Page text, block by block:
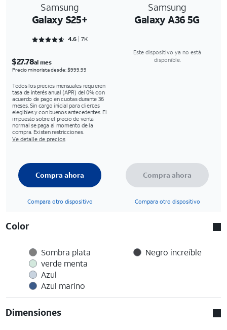
Samsung
Galaxy S25+
Samsung
Galaxy A36 5G
Rated 4.6897 out of 5
4.6 7K
$27.78al mes
Precio minorista desde: $999.99
Todos los precios mensuales requieren
tasa de interés anual (APR) del 0% con
acuerdo de pago en cuotas durante 36
meses. Sin cargo inicial para clientes
elegibles y con buenos antecedentes. El
impuesto sobre el precio de venta
normal se paga al momento de la
compra. Existen restricciones.
Ve detalle de precios
Este dispositivo ya no está
disponible.
Compra ahora
Compara otro dispositivo
Compra ahora
Compara otro dispositivo
Color
Sombra plata
verde menta
Azul
Azul marino
Negro increíble
Dimensiones